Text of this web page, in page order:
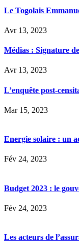
Le Togolais
Avr 13, 2023
Médias : Signature
Avr 13, 2023
L’enquête post-
Mar 15, 2023
Energie solaire : un
Fév 24, 2023
Budget 2023 : le
Fév 24, 2023
Les acteurs de